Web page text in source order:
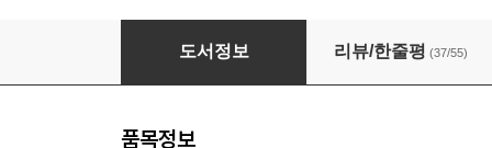
공부의 본질
도서정보 리뷰/한줄평 (37/55)
품목정보